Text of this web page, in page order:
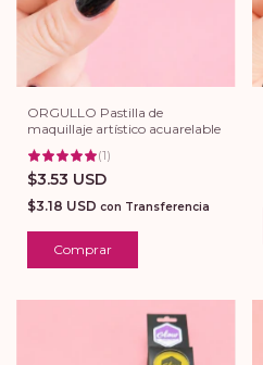
ORGULLO Pastilla de
maquillaje artístico acuarelable
(1)
$3.53 USD
$3.18 USD con Transferencia